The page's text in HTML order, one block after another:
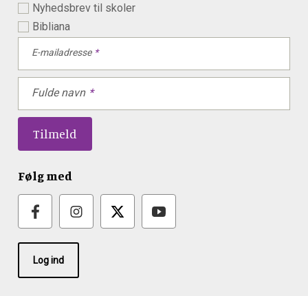
Nyhedsbrev til skoler
Bibliana
E-mailadresse
Fulde navn
Følg med
Log ind